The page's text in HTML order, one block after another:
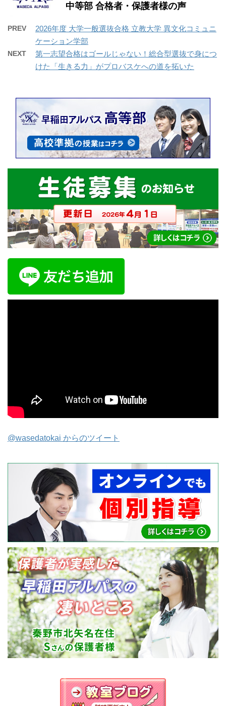
中等部 合格者・保護者様の声
PREV
2026年度 大学一般選抜合格 立教大学 異文化コミュニ
ケーション学部
NEXT
第一志望合格はゴールじゃない！総合型選抜で身につ
けた「生きる力」がプロバスケへの道を拓いた
@wasedatokai からのツイート